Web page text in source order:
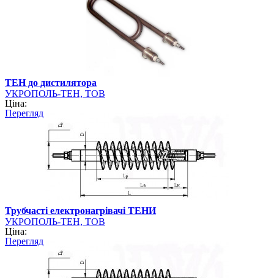
ТЕН до дистилятора
УКРОПОЛЬ-ТЕН, ТОВ
Ціна:
Перегляд
Трубчасті електронагрівачі ТЕНИ
УКРОПОЛЬ-ТЕН, ТОВ
Ціна:
Перегляд